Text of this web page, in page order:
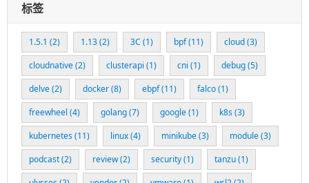
标签
1.5.1 (2) 1.13(2) 3C (1) bpf(11) cloud(3)
cloudnative(2) clusterapi (1) cni (1) debug(5)
delve(2) docker(8) ebpf(11) falco(1)
freewheel (4) golang(7) google(1) k8s(3)
kubernetes(11) linux(4) minikube(3) module(3)
podcast(2) review(2) security(1) tanzu(1)